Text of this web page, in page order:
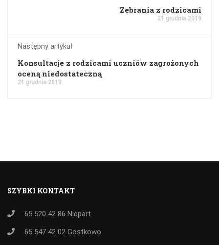
Zebrania z rodzicami
21 grudnia 2019
Następny artykuł
Konsultacje z rodzicami uczniów zagrożonych
oceną niedostateczną
21 grudnia 2019
SZYBKI KONTAKT
65 520 42 86 Niepart
65 547 42 02 Gostkowo